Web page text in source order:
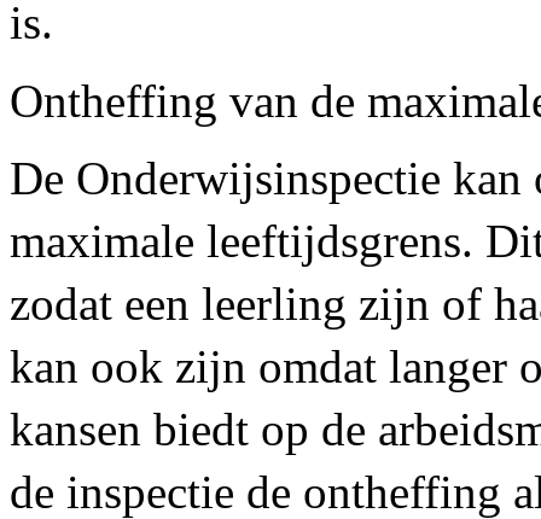
is.
Ontheffing van de
De Onderwijsinspectie
maximale leeftijdsgrens.
zodat een leerling zijn of
kan ook zijn omdat langer
kansen biedt op de
de inspectie de ontheffing